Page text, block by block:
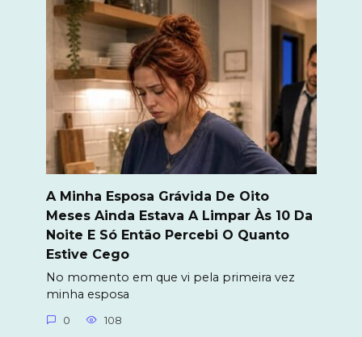
A Minha Esposa Grávida De Oito
Meses Ainda Estava A Limpar Às 10 Da
Noite E Só Então Percebi O Quanto
Estive Cego
No momento em que vi pela primeira vez
minha esposa
0 108